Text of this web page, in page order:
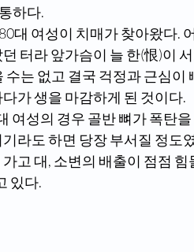
하다.
대 여성이 치매가 찾아왔다.
터라 앞가슴이 늘 한(恨)이
는 없고 결국 걱정과 근심이
가 생을 마감하게 된 것이다.
여성의 경우 골반 뼈가 폭탄
라도 하면 당장 부서질 정도
고 대, 소변의 배출이 점점
있다.